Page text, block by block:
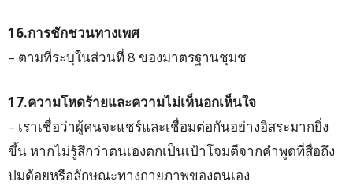
16.การชักชวนทางเพศ
– ตามที่ระบุในส่วนที่ 8 ของมาตรฐานชุมช
17.ความโหดร้ายและความไม่เห็นอกเห็นใจ
– เราเชื่อว่าผู้คนจะแชร์และเชื่อมต่อกันอย่างอิสระมากยิ่ง
ขึ้น หากไม่รู้สึกว่าตนเองตกเป็นเป้าโจมตีจากคำพูดที่สื่อถึง
ปมด้อยหรือลักษณะทางกายภาพของตนเอง